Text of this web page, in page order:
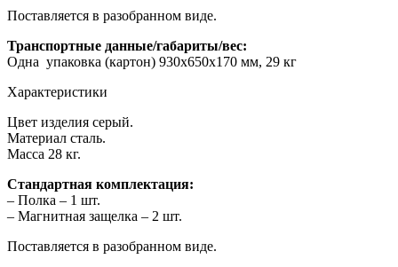
Поставляется в разобранном виде.
Транспортные данные/габариты/вес:
Одна упаковка (картон) 930х650х170 мм, 29 кг
Характеристики
Цвет изделия серый.
Материал сталь.
Масса 28 кг.
Стандартная комплектация:
– Полка – 1 шт.
– Магнитная защелка – 2 шт.
Поставляется в разобранном виде.